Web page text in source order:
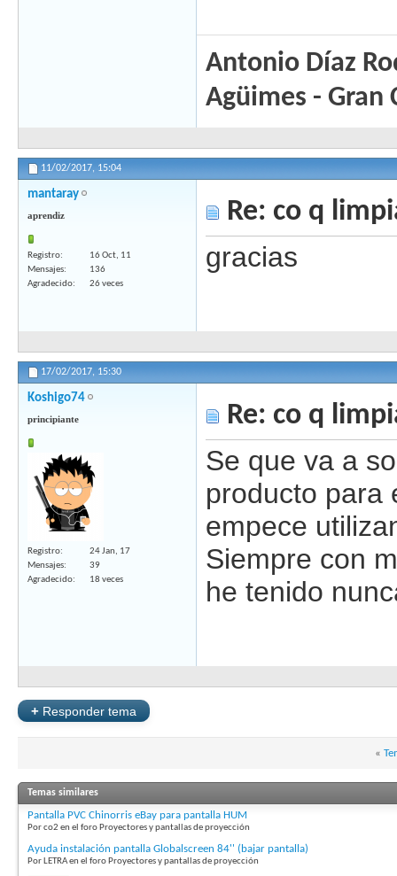
Antonio Díaz
Agüimes - Gran
11/02/2017, 15:04
mantaray
aprendiz
Registro
16 Oct, 11
Mensajes
136
Agradecido
26 veces
Re: co q
gracias
17/02/2017, 15:30
Koshigo74
principiante
Registro
24 Jan, 17
Mensajes
39
Agradecido
18 veces
Re: co q
Se que va a
producto para
empece
Siempre con
he tenido
+ Responder tema
«
Temas similares
Pantalla PVC Chinorris eBay para pantalla HUM
Por co2 en el foro Proyectores y pantallas de proyección
Ayuda instalación pantalla Globalscreen 84'' (bajar pantalla)
Por LETRA en el foro Proyectores y pantallas de proyección